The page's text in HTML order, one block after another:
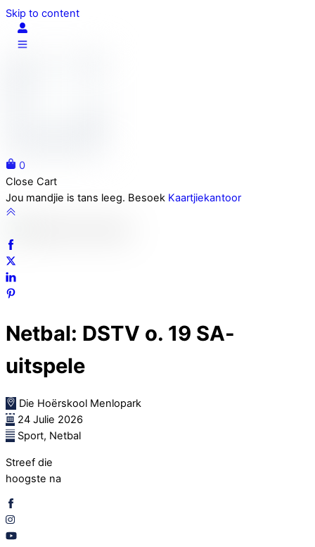
Skip to content
0
Close Cart
Jou mandjie is tans leeg. Besoek Kaartjiekantoor
Netbal: DSTV o. 19 SA-
uitspele
Die Hoërskool Menlopark
24 Julie 2026
Sport, Netbal
Streef die
hoogste na